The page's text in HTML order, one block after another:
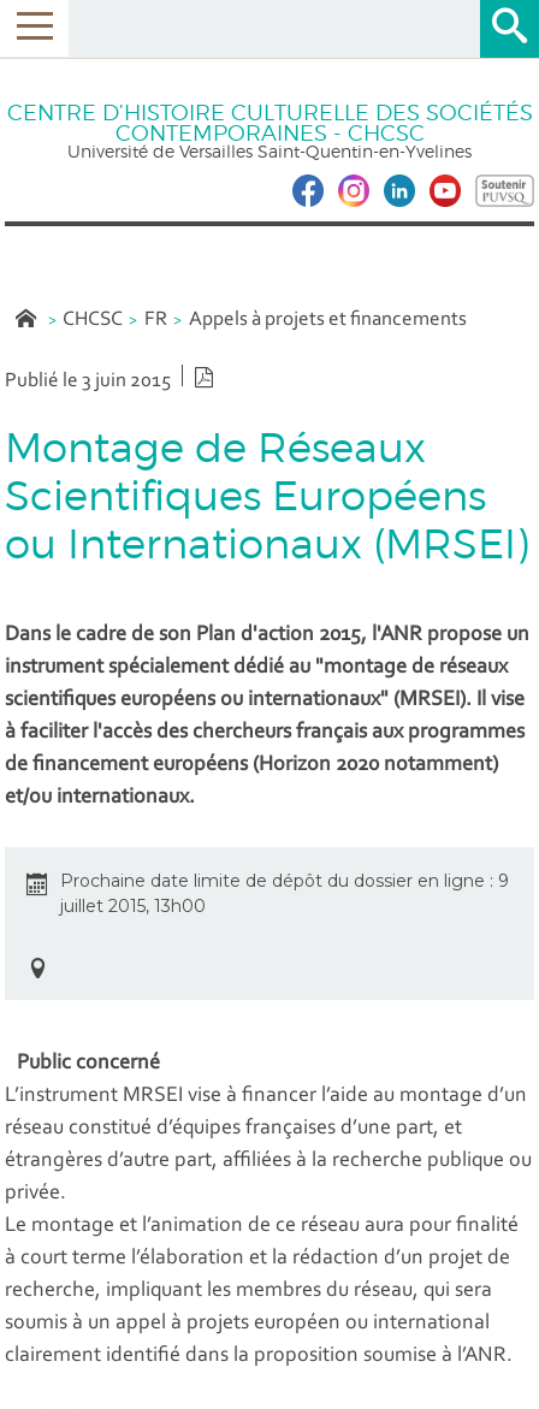
CENTRE D’HISTOIRE CULTURELLE DES SOCIÉTÉS
CONTEMPORAINES - CHCSC
Université de Versailles Saint-Quentin-en-Yvelines
CHCSC FR Appels à projets et financements
Publié le 3 juin 2015
Montage de Réseaux
Scientifiques Européens
ou Internationaux (MRSEI)
Dans le cadre de son Plan d'action 2015, l'ANR propose un
instrument spécialement dédié au "montage de réseaux
scientifiques européens ou internationaux" (MRSEI). Il vise
à faciliter l'accès des chercheurs français aux programmes
de financement européens (Horizon 2020 notamment)
et/ou internationaux.
Prochaine date limite de dépôt du dossier en ligne : 9
juillet 2015, 13h00
Public concerné
L’instrument MRSEI vise à financer l’aide au montage d’un
réseau constitué d’équipes françaises d’une part, et
étrangères d’autre part, affiliées à la recherche publique ou
privée.
Le montage et l’animation de ce réseau aura pour finalité
à court terme l’élaboration et la rédaction d’un projet de
recherche, impliquant les membres du réseau, qui sera
soumis à un appel à projets européen ou international
clairement identifié dans la proposition soumise à l’ANR.